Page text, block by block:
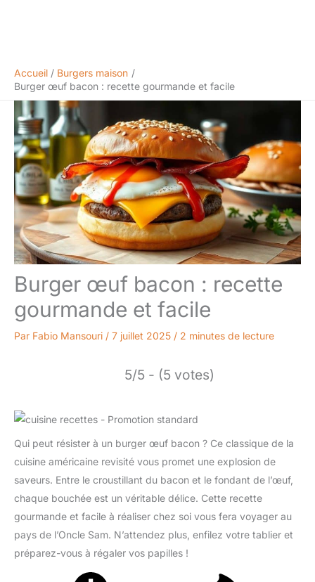
Accueil
Burgers maison
Burger œuf bacon : recette gourmande et facile
Burger œuf bacon : recette
gourmande et facile
Par Fabio Mansouri / 7 juillet 2025 / 2 minutes de lecture
5/5 - (5 votes)
Qui peut résister à un burger œuf bacon ? Ce classique de la
cuisine américaine revisité vous promet une explosion de
saveurs. Entre le croustillant du bacon et le fondant de l’œuf,
chaque bouchée est un véritable délice. Cette recette
gourmande et facile à réaliser chez soi vous fera voyager au
pays de l’Oncle Sam. N’attendez plus, enfilez votre tablier et
préparez-vous à régaler vos papilles !